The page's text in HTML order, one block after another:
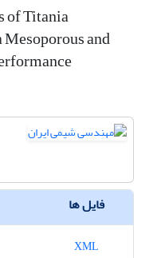
of Titania
and
فایل ها